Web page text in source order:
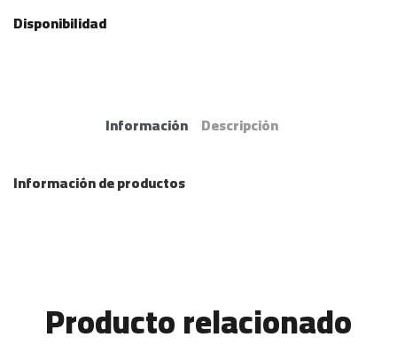
Disponibilidad
Información Descripción
Información de productos
Producto relacionado